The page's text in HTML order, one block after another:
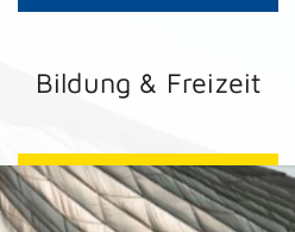
Bildung & Freizeit